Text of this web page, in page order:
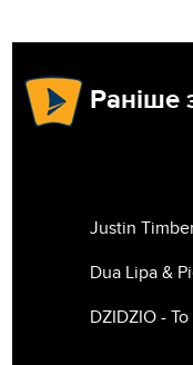
Раніше
Justin
Dua Lipa &
DZIDZIO -